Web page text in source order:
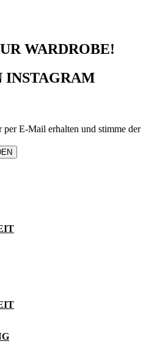
Optionen
auf
der
WARDROBE!
INSTAGRAM
per E-Mail erhalten und stimme der